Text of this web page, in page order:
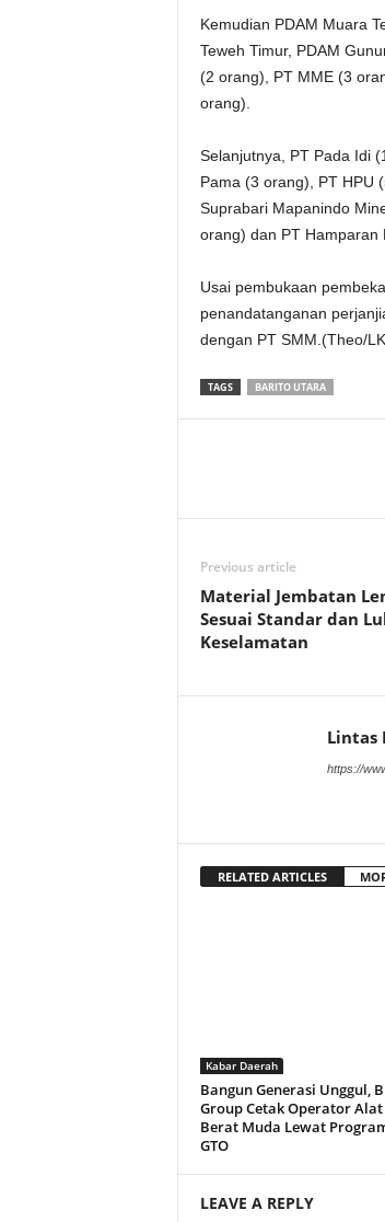
Kemudian PDAM Muara
Teweh Timur, PDAM
(2 orang), PT MME (3
orang).
Selanjutnya, PT Pada Idi
Pama (3 orang), PT HPU
Suprabari Mapanindo
orang) dan PT Hamparan
Usai pembukaan
penandatanganan
dengan PT SMM.(Theo/
TAGS BARITO UTARA
Previous article
Material Jembatan
Sesuai Standar dan
Keselamatan
Lintas
https://
RELATED ARTICLES
Kabar Daerah
Bangun Generasi Unggul,
Group Cetak Operator Alat
Berat Muda Lewat
GTO
LEAVE A REPLY